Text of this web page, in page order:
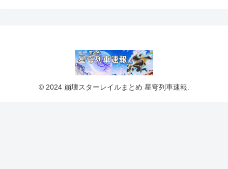
© 2024 崩壊スターレイルまとめ 星穹列車速報.